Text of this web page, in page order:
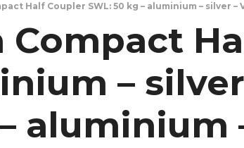
Half Coupler SWL: 50 kg – aluminium – silver
Compact
–
aluminium